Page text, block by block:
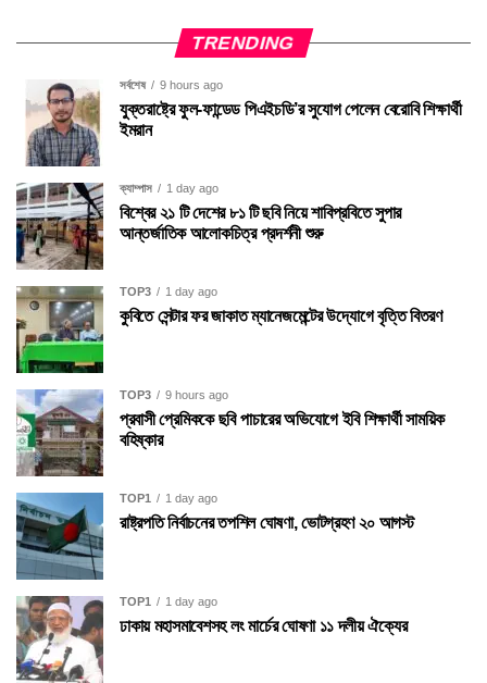
TRENDING
সর্বশেষ 9 hours ago
যুক্তরাষ্ট্রে ফুল-ফান্ডেড পিএইচডি’র সুযোগ পেলেন বেরোবি শিক্ষার্থী
ইমরান
ক্যাম্পাস 1 day ago
বিশ্বের ২১ টি দেশের ৮১ টি ছবি নিয়ে শাবিপ্রবিতে সুপার
আন্তর্জাতিক আলোকচিত্র প্রদর্শনী শুরু
TOP3 1 day ago
কুবিতে সেন্টার ফর জাকাত ম্যানেজমেন্টের উদ্যোগে বৃত্তি বিতরণ
TOP3 9 hours ago
প্রবাসী প্রেমিককে ছবি পাচারের অভিযোগে ইবি শিক্ষার্থী সাময়িক
বহিষ্কার
TOP1 1 day ago
রাষ্ট্রপতি নির্বাচনের তপশিল ঘোষণা, ভোটগ্রহণ ২০ আগস্ট
TOP1 1 day ago
ঢাকায় মহাসমাবেশসহ লং মার্চের ঘোষণা ১১ দলীয় ঐক্যের